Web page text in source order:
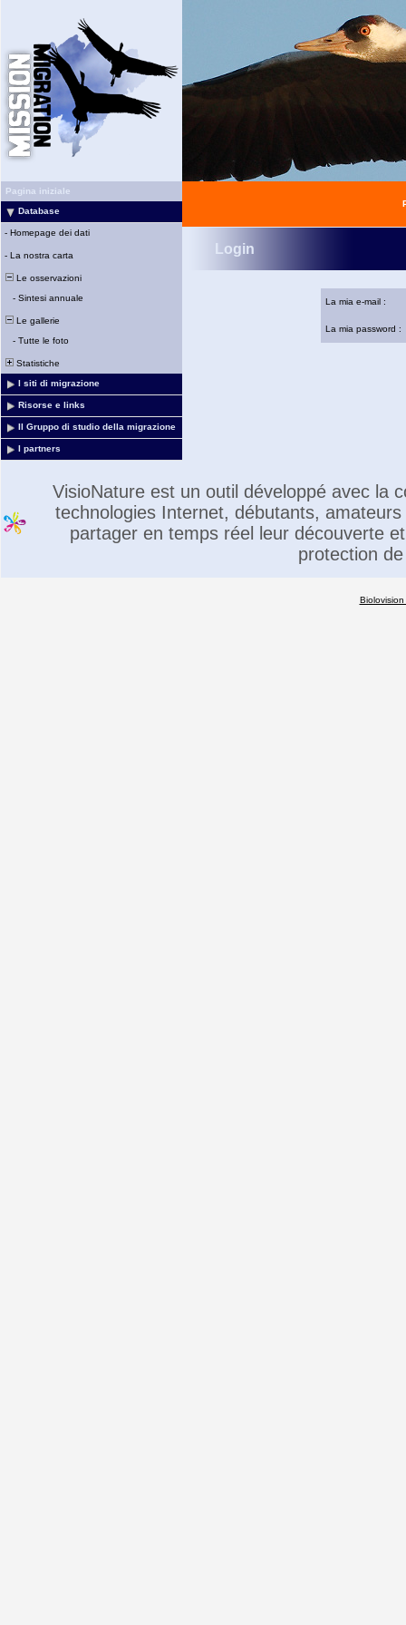
Pagina iniziale
Database
- Homepage dei dati
- La nostra carta
Le osservazioni
- Sintesi annuale
Le gallerie
- Tutte le foto
Statistiche
I siti di migrazione
Risorse e links
Il Gruppo di studio della migrazione
I partners
Login
La mia e-mail :
La mia password :
VisioNature est un outil développé avec la
technologies Internet, débutants,
partager en temps réel leur découverte
protection
Biolovision